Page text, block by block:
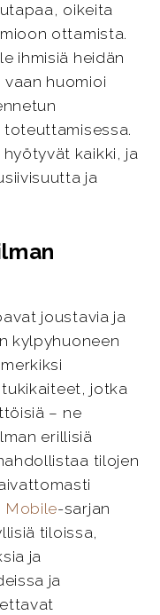
oikeita
ottamista.
ihmisiä heidän
huomioi
kaikki, ja
ja
joustavia ja
kylpyhuoneen
jotka
– ne
erillisiä
tilojen
Mobile-sarjan
tiloissa,
ja
ja